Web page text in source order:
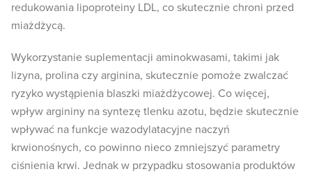
redukowania lipoproteiny LDL, co skutecznie chroni przed
miażdżycą.
Wykorzystanie suplementacji aminokwasami, takimi jak
lizyna, prolina czy arginina, skutecznie pomoże zwalczać
ryzyko wystąpienia blaszki miażdżycowej. Co więcej,
wpływ argininy na syntezę tlenku azotu, będzie skutecznie
wpływać na funkcje wazodylatacyjne naczyń
krwionośnych, co powinno nieco zmniejszyć parametry
ciśnienia krwi. Jednak w przypadku stosowania produktów